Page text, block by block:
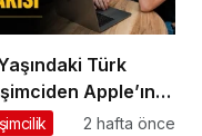
Türk
Apple’ın
Ubisoft
2 hafta önce